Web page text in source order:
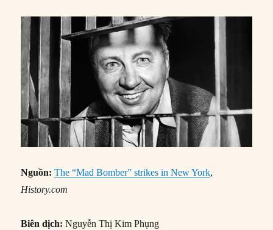
Nguồn: The “Mad Bomber” strikes in New York,
History.com
Biên dịch: Nguyễn Thị Kim Phụng